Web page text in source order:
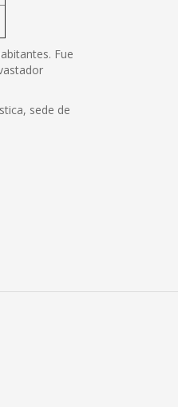
Fue
sede de